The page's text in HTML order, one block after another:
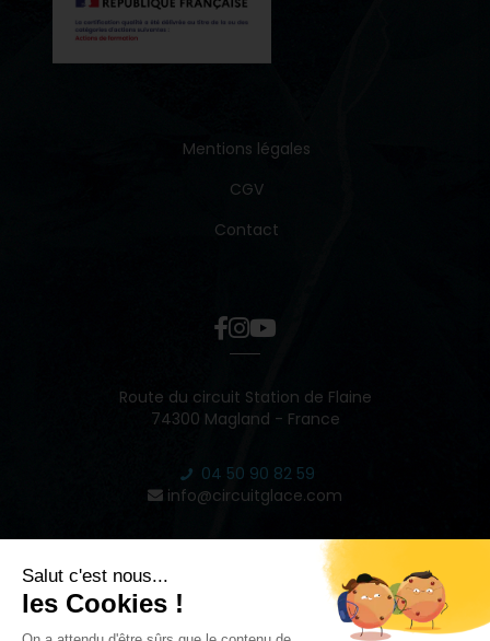
Mentions légales
CGV
Contact
Route du circuit Station de Flaine
74300 Magland - France
04 50 90 82 59
info@circuitglace.com
2022 © CIRCUIT GLACE DE FLAINE - RÉALISÉ PARINSPIRE